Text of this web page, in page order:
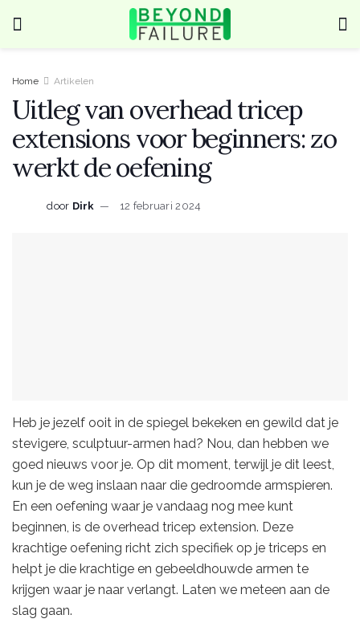
Home Artikelen
Uitleg van overhead tricep
extensions voor beginners: zo
werkt de oefening
door Dirk 12 februari 2024
Heb je jezelf ooit in de spiegel bekeken en gewild dat je
stevigere, sculptuur-armen had? Nou, dan hebben we
goed nieuws voor je. Op dit moment, terwijl je dit leest,
kun je de weg inslaan naar die gedroomde armspieren.
En een oefening waar je vandaag nog mee kunt
beginnen, is de overhead tricep extension. Deze
krachtige oefening richt zich specifiek op je triceps en
helpt je die krachtige en gebeeldhouwde armen te
krijgen waar je naar verlangt. Laten we meteen aan de
slag gaan.